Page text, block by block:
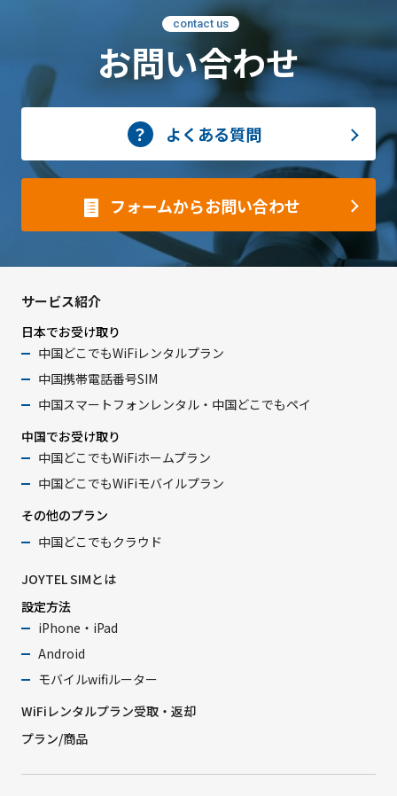
contact us
お問い合わせ
よくある質問
フォームからお問い合わせ
サービス紹介
日本でお受け取り
中国どこでもWiFiレンタルプラン
中国携帯電話番号SIM
中国スマートフォンレンタル・中国どこでもペイ
中国でお受け取り
中国どこでもWiFiホームプラン
中国どこでもWiFiモバイルプラン
その他のプラン
中国どこでもクラウド
JOYTEL SIMとは
設定方法
iPhone・iPad
Android
モバイルwifiルーター
WiFiレンタルプラン受取・返却
プラン/商品